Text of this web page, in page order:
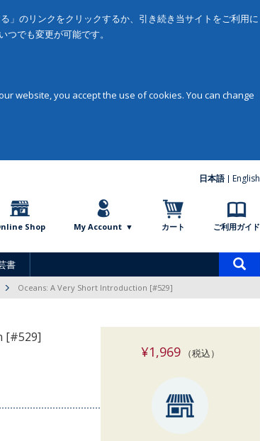
」のリンクをクリックするか、引き続き当サイトをご利用に
でも変更が可能です。
website, you accept the use of cookies. You can change
日本語 English
Shop My Account カート ご利用ガイド
書
索
Oceans: A Very Short Introduction [#529]
[#529]
¥1,969（税込）